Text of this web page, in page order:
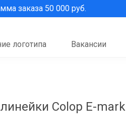
Вакансии
логотипа
заказа 50 000 руб.
Colop E-mark